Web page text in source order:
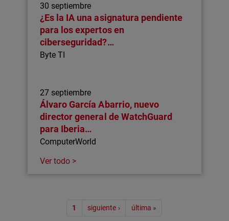
30 septiembre
¿Es la IA una asignatura pendiente
para los expertos en
ciberseguridad?…
Byte TI
27 septiembre
Álvaro García Abarrio, nuevo
director general de WatchGuard
para Iberia…
ComputerWorld
Ver todo >
1 siguiente › última »